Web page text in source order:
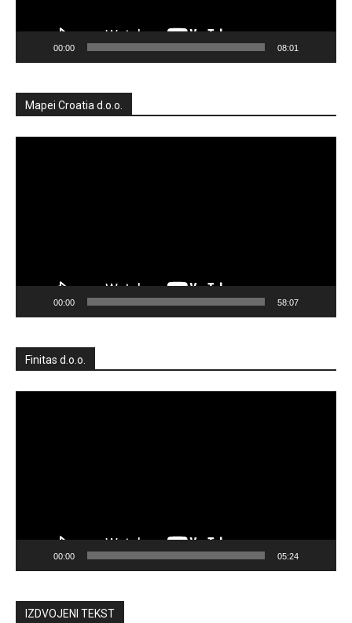
00:00 08:01
Mapei Croatia d.o.o.
00:00 58:07
Finitas d.o.o.
00:00 05:24
IZDVOJENI TEKST